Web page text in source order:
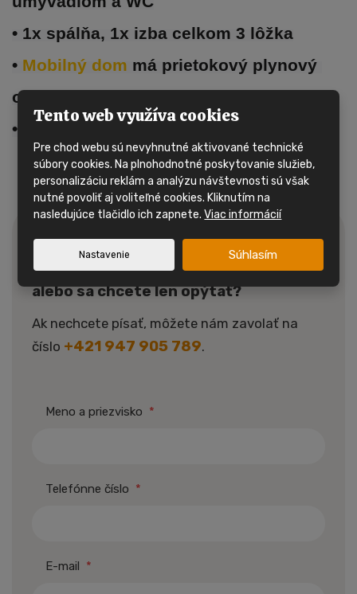
• 1x spálňa, 1x izba celkom 3 lôžka
• Mobilný dom má prietokový plynový
ohrievač
• Odpočet DPH možný
Máte záujem o tento mobilný
dom?
alebo sa chcete len opýtať?
Ak nechcete písať, môžete nám zavolať na
číslo +421 947 905 789.
Meno a priezvisko *
Telefónne číslo *
E-mail *
Tento web využíva cookies
Pre chod webu sú nevyhnutné aktivované technické
súbory cookies. Na plnohodnotné poskytovanie služieb,
personalizáciu reklám a analýzu návštevnosti sú však
nutné povoliť aj voliteľné cookies. Kliknutím na
nasledujúce tlačidlo ich zapnete.Viac informácií
Nastavenie Súhlasím